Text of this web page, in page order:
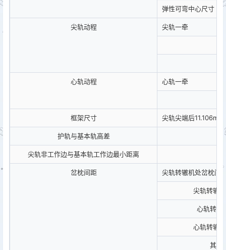
弹性可弯中心尺寸（
尖轨动程 尖轨一牵
心轨动程 心轨一牵
框架尺寸 尖轨尖端后11.106m
护轨与基本轨高差
尖轨非工作边与基本轨工作边最小距离
岔枕间距 尖轨转辙机处岔枕间
尖轨转辙
心轨转辙
心轨转辙
其余